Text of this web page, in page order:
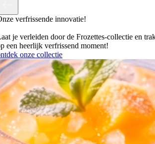
verfrissende innovatie!
je verleiden door de Frozettes-collectie en
een heerlijk verfrissend moment!
onze collectie